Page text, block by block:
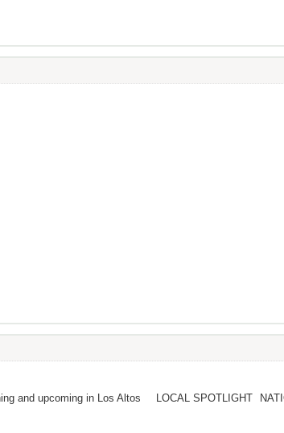
and upcoming in Los Altos LOCAL SPOTLIGHT